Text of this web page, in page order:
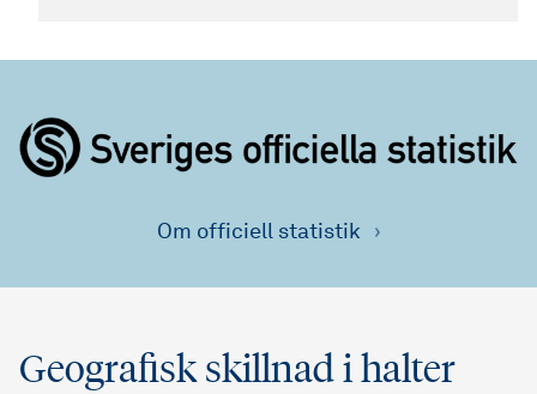
Om officiell statistik
Geografisk skillnad i halter